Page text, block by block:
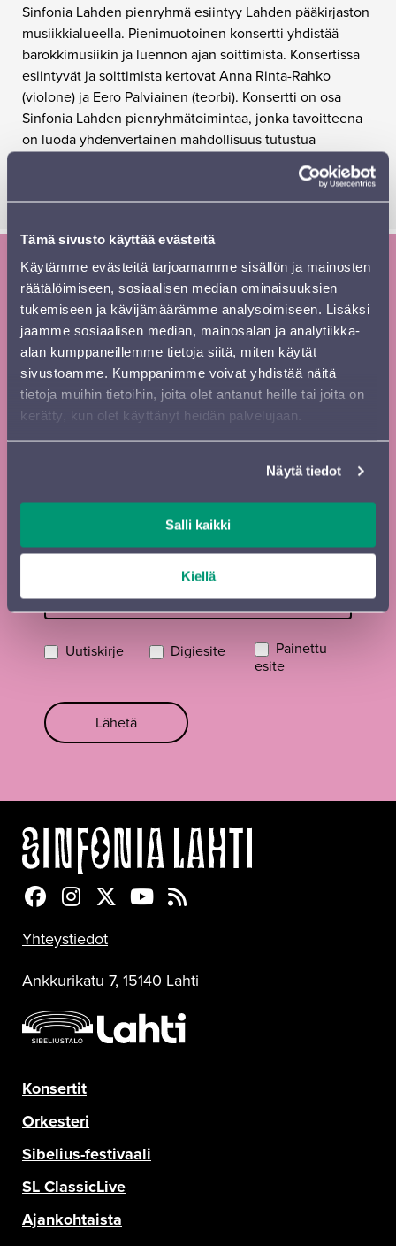
Tämä sivusto käyttää evästeitä
Käytämme evästeitä tarjoamamme sisällön ja mainosten
räätälöimiseen, sosiaalisen median ominaisuuksien
tukemiseen ja kävijämäärämme analysoimiseen. Lisäksi
jaamme sosiaalisen median, mainosalan ja analytiikka-
alan kumppaneillemme tietoja siitä, miten käytät
sivustoamme. Kumppanimme voivat yhdistää näitä
tietoja muihin tietoihin, joita olet antanut heille tai joita on
kerätty, kun olet käyttänyt heidän palvelujaan.
Näytä tiedot
Salli kaikki
Kiellä
Sinfonia Lahden pienryhmä esiintyy Lahden pääkirjaston
musiikkialueella. Pienimuotoinen konsertti yhdistää
barokkimusiikin ja luennon ajan soittimista. Konsertissa
esiintyvät ja soittimista kertovat Anna Rinta-Rahko
(violone) ja Eero Palviainen (teorbi). Konsertti on osa
Sinfonia Lahden pienryhmätoimintaa, jonka tavoitteena
on luoda yhdenvertainen mahdollisuus tutustua
Tilaa Sinfonia Lahden uutiskirje ja
kausiesite
Tilaa
uutiskirje
footer FI
Etunimi*
Sukunimi*
Kadunnimi, postinumero ja paikkakunta
Uutiskirje Digiesite
Painettu
esite
Lähetä
Sinfonia Lahti Facebookissa
Sinfonia Lahti Instagramissa
Sinfonia Lahti Twitterissä
Sinfonia Lahti YouTubessa
Sinfonia Lahti RSS-feed
Yhteystiedot
Ankkurikatu 7, 15140 Lahti
Konsertit
Orkesteri
Sibelius-festivaali
SL ClassicLive
Ajankohtaista